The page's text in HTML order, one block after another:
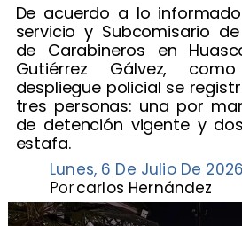
De acuerdo a lo
servicio y Subcomisario
de Carabineros en
Gutiérrez Gálvez,
despliegue policial se
tres personas: una por
de detención vigente y
estafa.
Lunes, 6 De Julio De
carlos Hernández
Por